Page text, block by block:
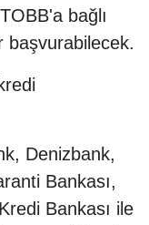
bağlı
başvurabilecek.
Denizbank,
Bankası,
Bankası ile